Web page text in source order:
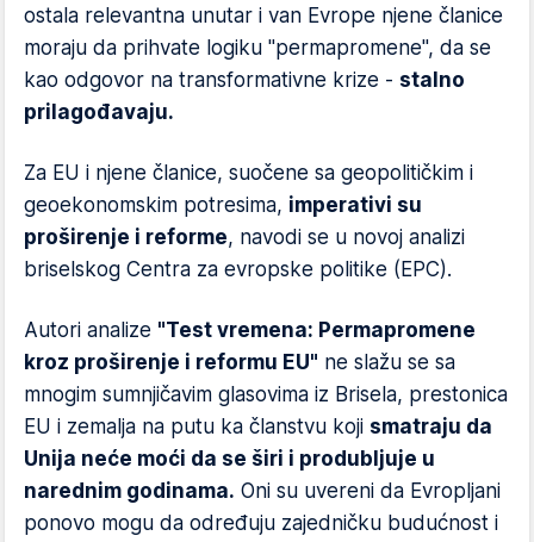
ostala relevantna unutar i van Evrope njene članice
moraju da prihvate logiku "permapromene", da se
kao odgovor na transformativne krize - stalno
prilagođavaju.
Za EU i njene članice, suočene sa geopolitičkim i
geoekonomskim potresima, imperativi su
proširenje i reforme, navodi se u novoj analizi
briselskog Centra za evropske politike (EPC).
Autori analize "Test vremena: Permapromene
kroz proširenje i reformu EU" ne slažu se sa
mnogim sumnjičavim glasovima iz Brisela, prestonica
EU i zemalja na putu ka članstvu koji smatraju da
Unija neće moći da se širi i produbljuje u
narednim godinama. Oni su uvereni da Evropljani
ponovo mogu da određuju zajedničku budućnost i